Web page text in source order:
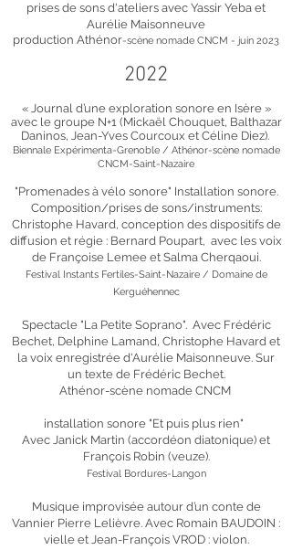
prises de sons d'ateliers avec Yassir Yeba et
Aurélie Maisonneuve
production Athénor-scène nomade CNCM - juin 2023
2022
« Journal d’une exploration sonore en Isère »
avec le groupe N+1 (Mickaël Chouquet, Balthazar
Daninos, Jean-Yves Courcoux et Céline Diez).
Biennale Expérimenta-Grenoble / Athénor-scène nomade
CNCM-Saint-Nazaire
"Promenades à vélo sonore" Installation sonore.
Composition/prises de sons/instruments:
Christophe Havard, conception des dispositifs de
diffusion et régie : Bernard Poupart, avec les voix
de Françoise Lemee et Salma Cherqaoui.
Festival Instants Fertiles-Saint-Nazaire / Domaine de
Kerguéhennec
Spectacle "La Petite Soprano". Avec Frédéric
Bechet, Delphine Lamand, Christophe Havard et
la voix enregistrée d'Aurélie Maisonneuve. Sur
un texte de Frédéric Bechet.
Athénor-scène nomade CNCM
installation sonore "Et puis plus rien"
Avec Janick Martin (accordéon diatonique) et
François Robin (veuze).
Festival Bordures-Langon
Musique improvisée autour d’un conte de
Vannier Pierre Lelièvre. Avec Romain BAUDOIN :
vielle et Jean-François VROD : violon.